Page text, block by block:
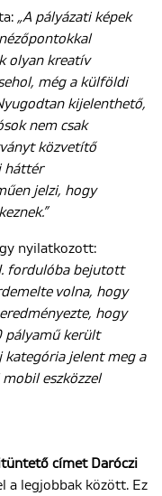
„A pályázati képek
olyan kreatív
még a külföldi
kijelenthető,
nem csak
közvetítő
háttér
jelzi, hogy
nyilatkozott:
fordulóba bejutott
volna, hogy
hogy
pályamű került
kategória jelent meg a
eszközzel
címet Daróczi
a legjobbak között. Ez